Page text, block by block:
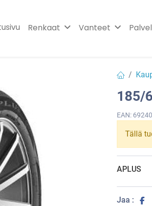
Renkaat Vanteet
185/
EAN:
Tällä
APLUS
Jaa :